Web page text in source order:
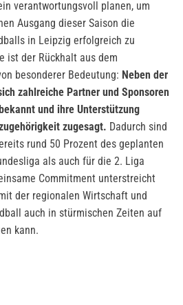
verantwortungsvoll planen, um
Ausgang dieser Saison die
in Leipzig erfolgreich zu
ist der Rückhalt aus dem
besonderer Bedeutung: Neben der
zahlreiche Partner und Sponsoren
und ihre Unterstützung
zugesagt. Dadurch sind
rund 50 Prozent des geplanten
als auch für die 2. Liga
Commitment unterstreicht
der regionalen Wirtschaft und
auch in stürmischen Zeiten auf
kann.